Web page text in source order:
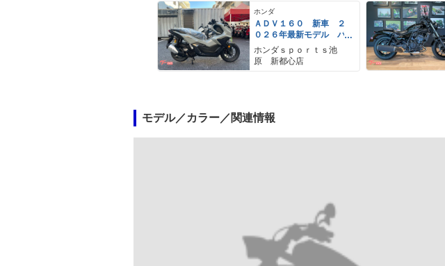
ホンダ
ＡＤＶ１６０ 新車 ２
０２６年最新モデル パ
ールスモーキーグレー
スマートキー ２９Ｌ
メットイン ＵＳＢ Ｔ
ホンダｓｐｏｒｔｓ池
原 新都心店
モデル／カラー／関連情報